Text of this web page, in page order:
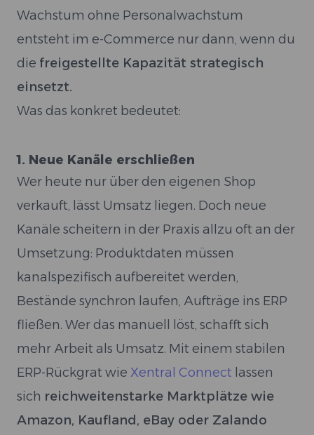
Wachstum ohne Personalwachstum
entsteht im e-Commerce nur dann, wenn du
die freigestellte Kapazität strategisch
einsetzt.
Was das konkret bedeutet:
1. Neue Kanäle erschließen
Wer heute nur über den eigenen Shop
verkauft, lässt Umsatz liegen. Doch neue
Kanäle scheitern in der Praxis allzu oft an der
Umsetzung: Produktdaten müssen
kanalspezifisch aufbereitet werden,
Bestände synchron laufen, Aufträge ins ERP
fließen. Wer das manuell löst, schafft sich
mehr Arbeit als Umsatz. Mit einem stabilen
ERP-Rückgrat wie Xentral Connect lassen
sich reichweitenstarke Marktplätze wie
Amazon, Kaufland, eBay oder Zalando